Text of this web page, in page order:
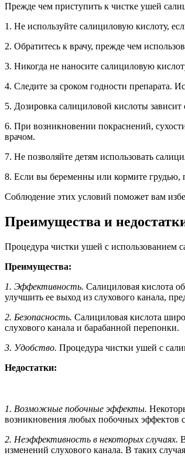
Прежде чем приступить к чистке ушей
1. Не используйте салициловую кислоту,
2. Обратитесь к врачу, прежде чем
3. Никогда не наносите салициловую
4. Следите за сроком годности препарата.
5. Дозировка салициловой кислоты
6. При возникновении покраснений,
врачом.
7. Не позволяйте детям использовать
8. Если вы беременны или кормите грудью,
Соблюдение этих условий поможет вам
Преимущества и
Процедура чистки ушей с использованием
Преимущества:
1. Эффективность. Салициловая кислота
улучшить ее выход из слухового канала,
2. Безопасность. Салициловая кислота
слухового канала и барабанной перепонки.
3. Удобство. Процедура чистки ушей с
Недостатки:
1. Возможные побочные эффекты.
возникновения любых побочных эффектов
2. Неэффективность в некоторых случаях.
изменений слухового канала. В таких